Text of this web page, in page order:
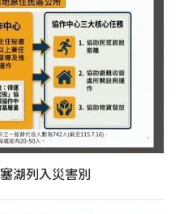
湖列入災害別